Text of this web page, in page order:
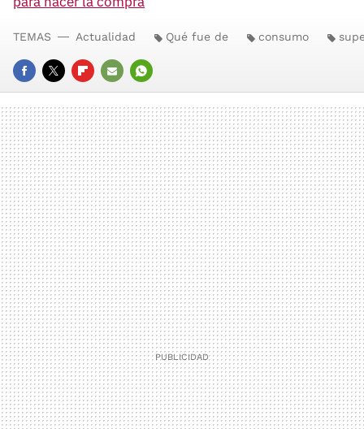
FACEBOOK
TWITTERFLIPBOARD
E-
MAIL
WHATSAPP
TEMAS Actualidad Qué fue de consumo